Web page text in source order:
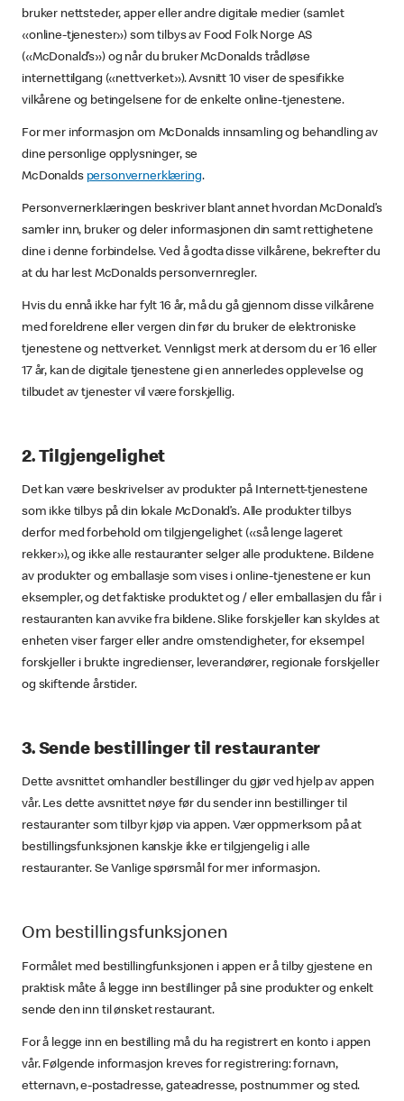
bruker nettsteder, apper eller andre digitale medier (samlet
«online-tjenester») som tilbys av Food Folk Norge AS
(«McDonald’s») og når du bruker McDonalds trådløse
internettilgang («nettverket»). Avsnitt 10 viser de spesifikke
vilkårene og betingelsene for de enkelte online-tjenestene.
For mer informasjon om McDonalds innsamling og behandling av
dine personlige opplysninger, se
McDonalds personvernerklæring.
Personvernerklæringen beskriver blant annet hvordan McDonald’s
samler inn, bruker og deler informasjonen din samt rettighetene
dine i denne forbindelse. Ved å godta disse vilkårene, bekrefter du
at du har lest McDonalds personvernregler.
Hvis du ennå ikke har fylt 16 år, må du gå gjennom disse vilkårene
med foreldrene eller vergen din før du bruker de elektroniske
tjenestene og nettverket. Vennligst merk at dersom du er 16 eller
17 år, kan de digitale tjenestene gi en annerledes opplevelse og
tilbudet av tjenester vil være forskjellig.
2. Tilgjengelighet
Det kan være beskrivelser av produkter på Internett-tjenestene
som ikke tilbys på din lokale McDonald’s. Alle produkter tilbys
derfor med forbehold om tilgjengelighet («så lenge lageret
rekker»), og ikke alle restauranter selger alle produktene. Bildene
av produkter og emballasje som vises i online-tjenestene er kun
eksempler, og det faktiske produktet og / eller emballasjen du får i
restauranten kan avvike fra bildene. Slike forskjeller kan skyldes at
enheten viser farger eller andre omstendigheter, for eksempel
forskjeller i brukte ingredienser, leverandører, regionale forskjeller
og skiftende årstider.
3. Sende bestillinger til restauranter
Dette avsnittet omhandler bestillinger du gjør ved hjelp av appen
vår. Les dette avsnittet nøye før du sender inn bestillinger til
restauranter som tilbyr kjøp via appen. Vær oppmerksom på at
bestillingsfunksjonen kanskje ikke er tilgjengelig i alle
restauranter. Se Vanlige spørsmål for mer informasjon.
Om bestillingsfunksjonen
Formålet med bestillingfunksjonen i appen er å tilby gjestene en
praktisk måte å legge inn bestillinger på sine produkter og enkelt
sende den inn til ønsket restaurant.
For å legge inn en bestilling må du ha registrert en konto i appen
vår. Følgende informasjon kreves for registrering: fornavn,
etternavn, e-postadresse, gateadresse, postnummer og sted.